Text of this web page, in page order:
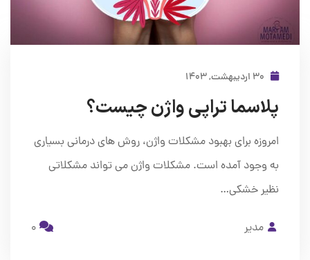
پلاسما تراپی واژن چیست؟
امروزه برای بهبود مشکلات واژن، روش های درمانی بسیاری
به وجود آمده است. مشکلات واژن می تواند مشکلاتی
نظیر خشکی…
مدیر